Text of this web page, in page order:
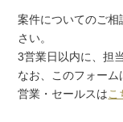
案件についてのご
さい。
3営業日以内に、担
なお、このフォーム
営業・セールスはこ